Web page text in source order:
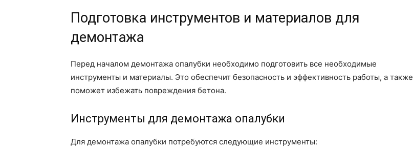
Подготовка инструментов и материалов для
демонтажа
Перед началом демонтажа опалубки необходимо подготовить все необходимые
инструменты и материалы. Это обеспечит безопасность и эффективность работы, а также
поможет избежать повреждения бетона.
Инструменты для демонтажа опалубки
Для демонтажа опалубки потребуются следующие инструменты: